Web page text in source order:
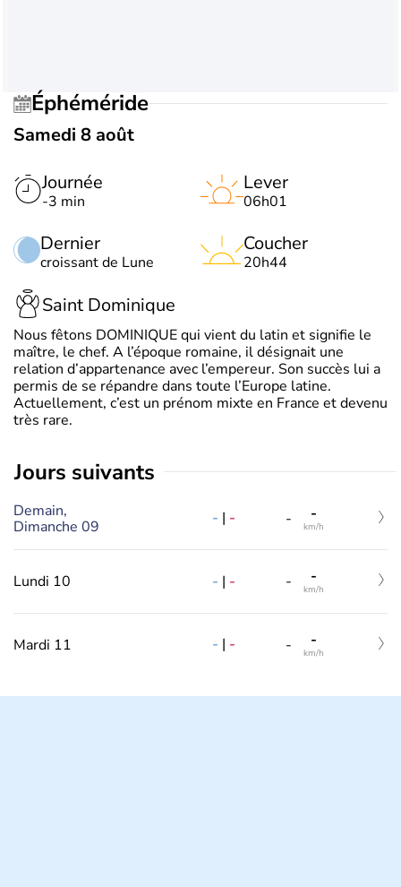
Éphéméride
Samedi 8 août
Journée
-3 min
Dernier
croissant de Lune
Lever
06h01
Coucher
20h44
Saint Dominique
Nous fêtons DOMINIQUE qui vient du latin et signifie le
maître, le chef. A l’époque romaine, il désignait une
relation d’appartenance avec l’empereur. Son succès lui a
permis de se répandre dans toute l’Europe latine.
Actuellement, c’est un prénom mixte en France et devenu
très rare.
jours suivants
Demain,
Dimanche 09
- | - - -
km/h
Lundi 10 - | - - -
km/h
Mardi 11 - | - - -
km/h